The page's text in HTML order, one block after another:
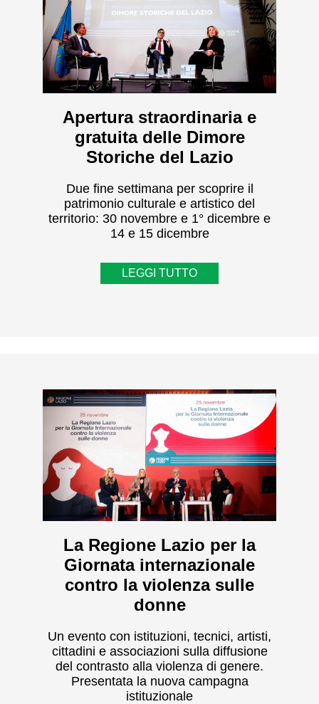
Apertura straordinaria e
gratuita delle Dimore
Storiche del Lazio
Due fine settimana per scoprire il
patrimonio culturale e artistico del
territorio: 30 novembre e 1° dicembre e
14 e 15 dicembre
LEGGI TUTTO
La Regione Lazio per la
Giornata internazionale
contro la violenza sulle
donne
Un evento con istituzioni, tecnici, artisti,
cittadini e associazioni sulla diffusione
del contrasto alla violenza di genere.
Presentata la nuova campagna
istituzionale